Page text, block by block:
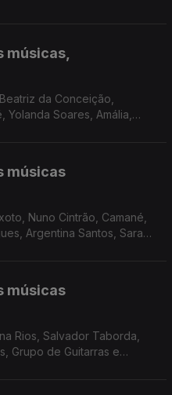
músicas,
da Conceição,
Soares, Amália,
músicas
Nuno Cintrão, Camané,
Argentina Santos, Sara
músicas
Rios, Salvador Taborda,
Grupo de Guitarras e